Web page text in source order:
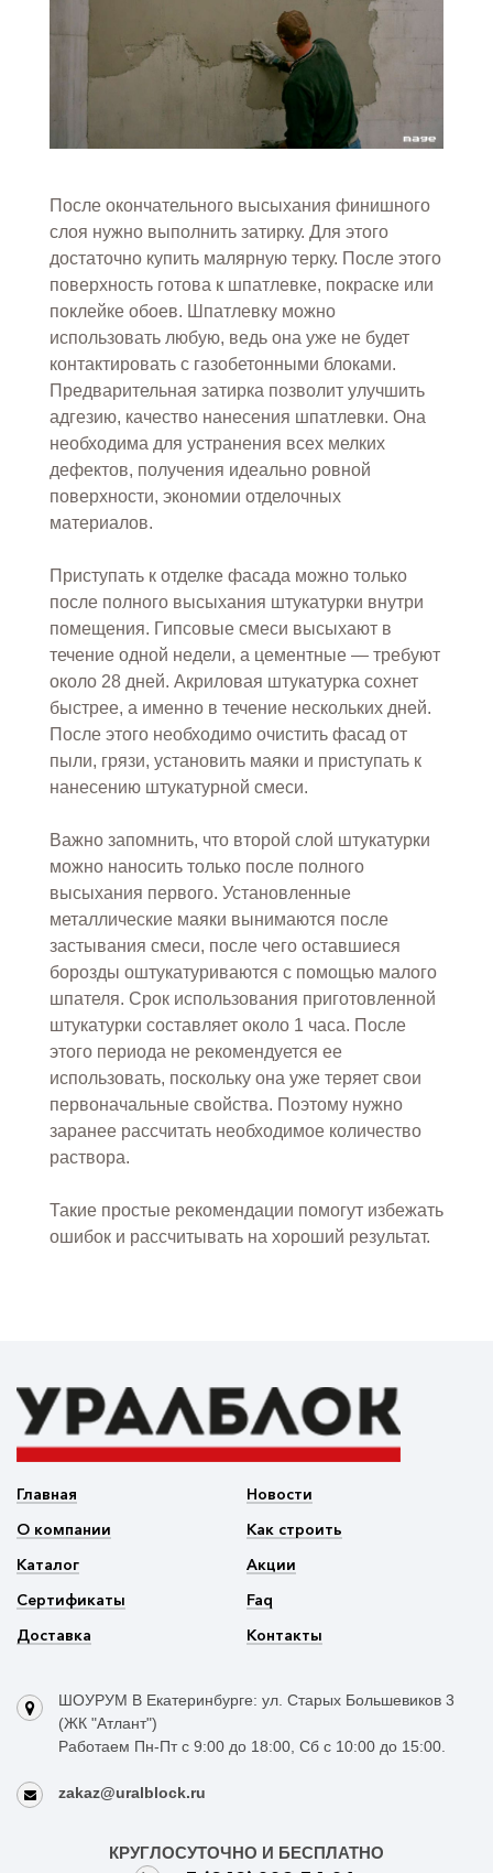
После окончательного высыхания финишного
слоя нужно выполнить затирку. Для этого
достаточно купить малярную терку. После этого
поверхность готова к шпатлевке, покраске или
поклейке обоев. Шпатлевку можно
использовать любую, ведь она уже не будет
контактировать с газобетонными блоками.
Предварительная затирка позволит улучшить
адгезию, качество нанесения шпатлевки. Она
необходима для устранения всех мелких
дефектов, получения идеально ровной
поверхности, экономии отделочных
материалов.
Приступать к отделке фасада можно только
после полного высыхания штукатурки внутри
помещения. Гипсовые смеси высыхают в
течение одной недели, а цементные — требуют
около 28 дней. Акриловая штукатурка сохнет
быстрее, а именно в течение нескольких дней.
После этого необходимо очистить фасад от
пыли, грязи, установить маяки и приступать к
нанесению штукатурной смеси.
Важно запомнить, что второй слой штукатурки
можно наносить только после полного
высыхания первого. Установленные
металлические маяки вынимаются после
застывания смеси, после чего оставшиеся
борозды оштукатуриваются с помощью малого
шпателя. Срок использования приготовленной
штукатурки составляет около 1 часа. После
этого периода не рекомендуется ее
использовать, поскольку она уже теряет свои
первоначальные свойства. Поэтому нужно
заранее рассчитать необходимое количество
раствора.
Такие простые рекомендации помогут избежать
ошибок и рассчитывать на хороший результат.
Главная
О компании
Каталог
Сертификаты
Доставка
Новости
Как строить
Акции
Faq
Контакты
ШОУРУМ В Екатеринбурге: ул. Старых Большевиков 3
(ЖК "Атлант")
Работаем Пн-Пт с 9:00 до 18:00, Сб с 10:00 до 15:00.
zakaz@uralblock.ru
КРУГЛОСУТОЧНО И БЕСПЛАТНО